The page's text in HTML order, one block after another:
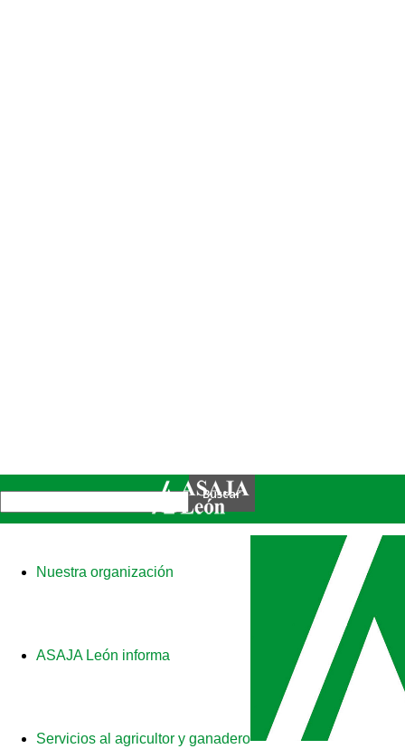
Nuestra organización
ASAJA León informa
Servicios al agricultor y ganadero